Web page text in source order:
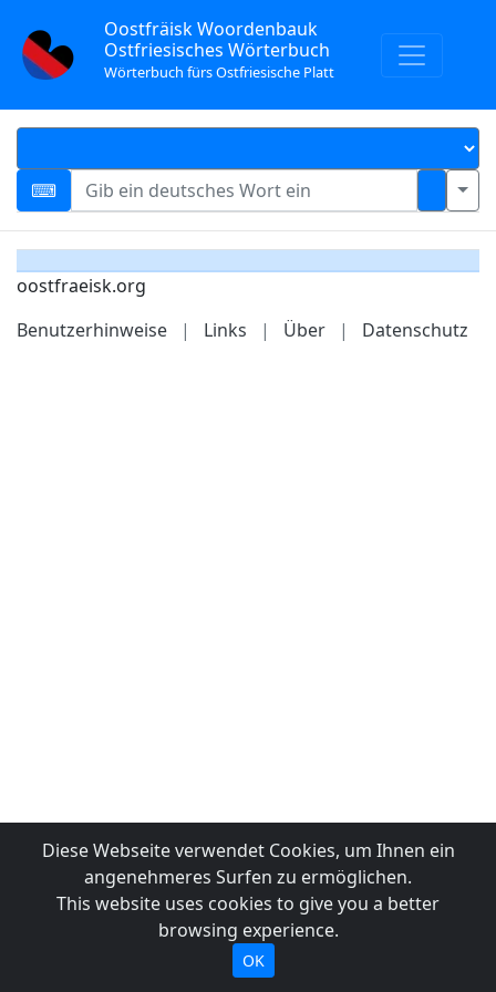
Oostfräisk Woordenbauk
Ostfriesisches Wörterbuch
Wörterbuch fürs Ostfriesische Platt
oostfraeisk.org
Benutzerhinweise
| Links | Über | Datenschutz
Diese Webseite verwendet Cookies, um Ihnen ein
angenehmeres Surfen zu ermöglichen.
This website uses cookies to give you a better
browsing experience.
OK